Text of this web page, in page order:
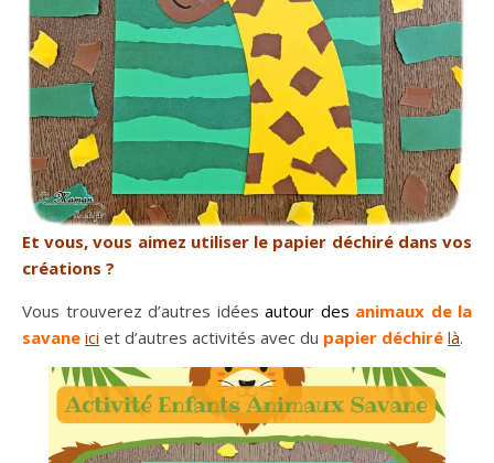
Et vous, vous aimez utiliser le papier déchiré dans vos
créations ?
Vous trouverez d’autres idées autour des animaux de la
savane ici et d’autres activités avec du papier déchiré là.